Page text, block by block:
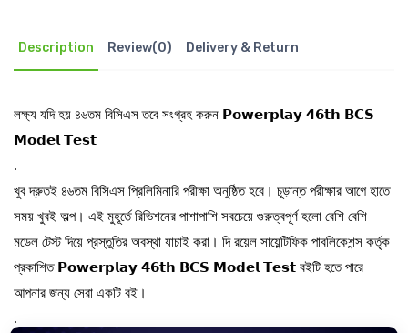
Description Review(0) Delivery & Return
লক্ষ্য যদি হয় ৪৬তম বিসিএস তবে সংগ্রহ করুন 𝗣𝗼𝘄𝗲𝗿𝗽𝗹𝗮𝘆 𝟰𝟲𝘁𝗵 𝗕𝗖𝗦
𝗠𝗼𝗱𝗲𝗹 𝗧𝗲𝘀𝘁
.
খুব দ্রুতই ৪৬তম বিসিএস প্রিলিমিনারি পরীক্ষা অনুষ্ঠিত হবে। চূড়ান্ত পরীক্ষার আগে হাতে
সময় খুবই অল্প। এই মুহূর্তে রিভিশনের পাশাপাশি সবচেয়ে গুরুত্বপূর্ণ হলো বেশি বেশি
মডেল টেস্ট দিয়ে প্রস্তুতির অবস্থা যাচাই করা। দি রয়েল সায়েন্টিফিক পাবলিকেশন্স কর্তৃক
প্রকাশিত 𝗣𝗼𝘄𝗲𝗿𝗽𝗹𝗮𝘆 𝟰𝟲𝘁𝗵 𝗕𝗖𝗦 𝗠𝗼𝗱𝗲𝗹 𝗧𝗲𝘀𝘁 বইটি হতে পারে
আপনার জন্য সেরা একটি বই।
.